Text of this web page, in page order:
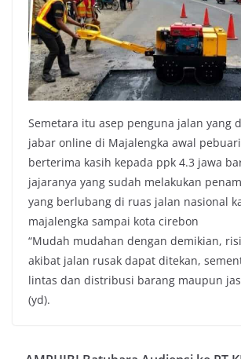
Semetara itu asep penguna jalan yang
jabar online di Majalengka awal
berterima kasih kepada ppk 4.3 jawa
jajaranya yang sudah melakukan
yang berlubang di ruas jalan nasional
majalengka sampai kota cirebon
“Mudah mudahan dengan demikian,
akibat jalan rusak dapat ditekan,
lintas dan distribusi barang maupun
(yd).